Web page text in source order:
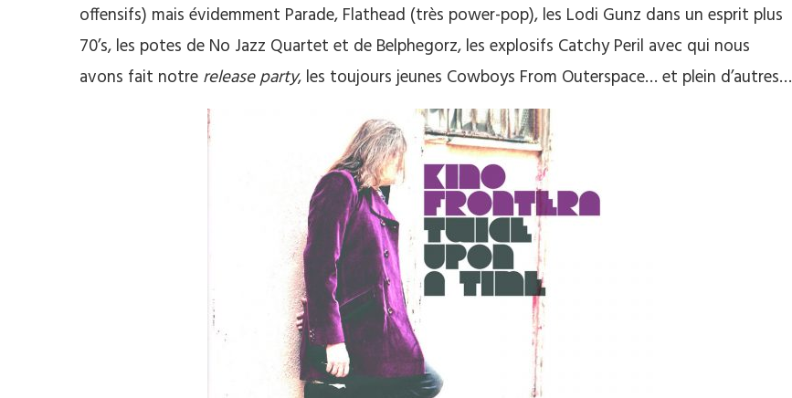
offensifs) mais évidemment Parade, Flathead (très power-pop), les Lodi Gunz dans un esprit plus
70’s, les potes de No Jazz Quartet et de Belphegorz, les explosifs Catchy Peril avec qui nous
avons fait notre release party, les toujours jeunes Cowboys From Outerspace… et plein d’autres…